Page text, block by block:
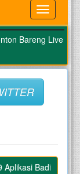
MENU
Bareng Live
Badilag